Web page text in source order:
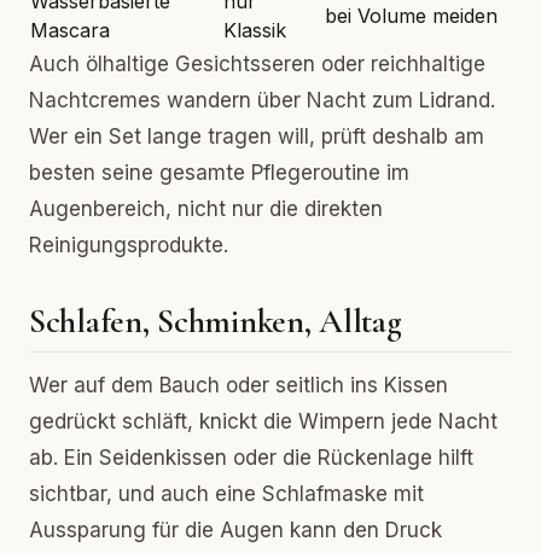
Mascara
Klassik
bei Volume meiden
Auch ölhaltige Gesichtsseren oder reichhaltige
Nachtcremes wandern über Nacht zum Lidrand.
Wer ein Set lange tragen will, prüft deshalb am
besten seine gesamte Pflegeroutine im
Augenbereich, nicht nur die direkten
Reinigungsprodukte.
Schlafen, Schminken, Alltag
Wer auf dem Bauch oder seitlich ins Kissen
gedrückt schläft, knickt die Wimpern jede Nacht
ab. Ein Seidenkissen oder die Rückenlage hilft
sichtbar, und auch eine Schlafmaske mit
Aussparung für die Augen kann den Druck